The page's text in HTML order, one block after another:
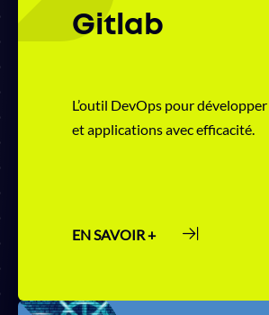
Gitlab
L’outil DevOps pour
et applications avec efficacité.
EN SAVOIR +